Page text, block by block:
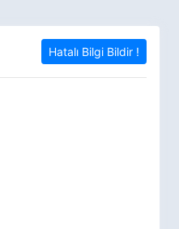
Hatalı Bilgi Bildir !